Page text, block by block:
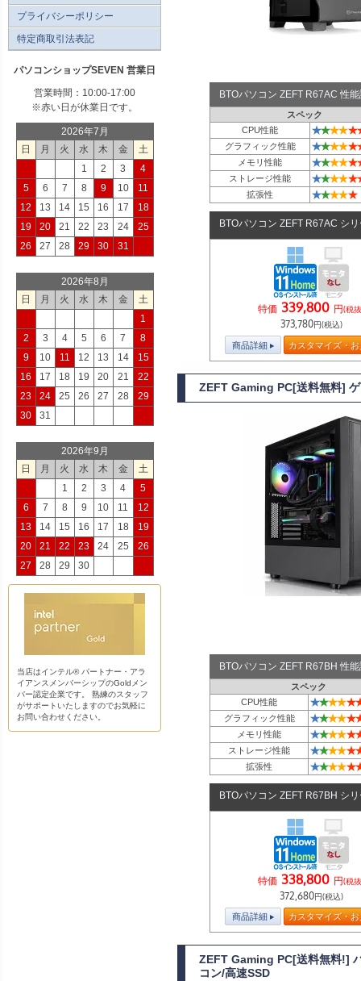
BTOパソコン ZEFT R67AC 性
スペック
CPU性能
★★★★★
グラフィック性能 ★★★★★
メモリ性能 ★★★★★
ストレージ性能 ★★★★★
拡張性 ★★★★★
BTOパソコン ZEFT R67AC シ
特価 339,800 円(税
373,780円(税込)
商品詳細 カスタマイズ・
ZEFT Gaming PC[送料無料]
BTOパソコン ZEFT R67BH 性
スペック
CPU性能
★★★★★
グラフィック性能 ★★★★★
メモリ性能 ★★★★★
ストレージ性能 ★★★★★
拡張性 ★★★★★
BTOパソコン ZEFT R67BH シ
特価 338,800 円(税
372,680円(税込)
商品詳細 カスタマイズ・
ZEFT Gaming PC[送料無料!]
コン/高速SSD
プライバシーポリシー
特定商取引法表記
パソコンショップSEVEN 営業日
営業時間：10:00-17:00
※赤い日が休業日です。
2026年7月
日
月 火 水 木 金
土
1
2 3
4
5
6 7 8 9 10
11
12
13 14 15 16 17
18
19
20 21 22 23 24
25
26
27 28 29 30 31
2026年8月
日
月 火 水 木 金
土
1
2
3 4 5 6 7
8
9
10 11 12 13 14
15
16
17 18 19 20 21
22
23
24 25 26 27 28
29
30
31
2026年9月
日
月 火 水 木 金
土
1
2 3 4
5
6
7 8 9 10 11
12
13
14 15 16 17 18
19
20
21 22 23 24 25
26
27
28 29 30
当店はインテル® パートナー・アラ
イアンスメンバーシップのGoldメン
バー認定企業です。 熟練のスタッフ
がサポートいたしますのでお気軽に
お問い合わせください。